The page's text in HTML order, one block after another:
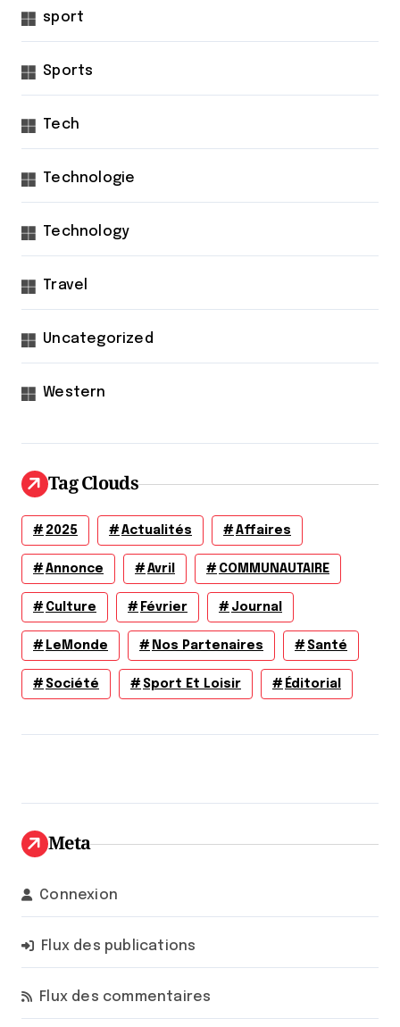
sport
Sports
Tech
Technologie
Technology
Travel
Uncategorized
Western
Tag Clouds
2025 Actualités Affaires
Annonce Avril COMMUNAUTAIRE
Culture Février Journal
LeMonde Nos Partenaires Santé
Société Sport Et Loisir Éditorial
Meta
Connexion
Flux des publications
Flux des commentaires